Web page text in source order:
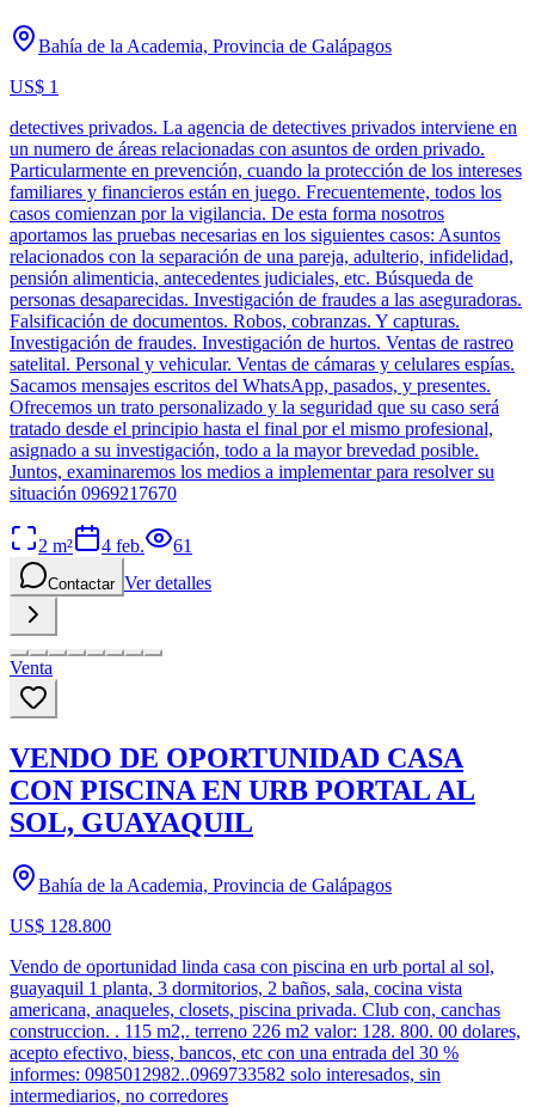
Bahía de la Academia, Provincia de Galápagos
US$ 1
detectives privados. La agencia de detectives privados interviene en
un numero de áreas relacionadas con asuntos de orden privado.
Particularmente en prevención, cuando la protección de los intereses
familiares y financieros están en juego. Frecuentemente, todos los
casos comienzan por la vigilancia. De esta forma nosotros
aportamos las pruebas necesarias en los siguientes casos: Asuntos
relacionados con la separación de una pareja, adulterio, infidelidad,
pensión alimenticia, antecedentes judiciales, etc. Búsqueda de
personas desaparecidas. Investigación de fraudes a las aseguradoras.
Falsificación de documentos. Robos, cobranzas. Y capturas.
Investigación de fraudes. Investigación de hurtos. Ventas de rastreo
satelital. Personal y vehicular. Ventas de cámaras y celulares espías.
Sacamos mensajes escritos del WhatsApp, pasados, y presentes.
Ofrecemos un trato personalizado y la seguridad que su caso será
tratado desde el principio hasta el final por el mismo profesional,
asignado a su investigación, todo a la mayor brevedad posible.
Juntos, examinaremos los medios a implementar para resolver su
situación 0969217670
2 m² 4 feb. 61
Contactar Ver detalles
Venta
VENDO DE OPORTUNIDAD CASA
CON PISCINA EN URB PORTAL AL
SOL, GUAYAQUIL
Bahía de la Academia, Provincia de Galápagos
US$ 128.800
Vendo de oportunidad linda casa con piscina en urb portal al sol,
guayaquil 1 planta, 3 dormitorios, 2 baños, sala, cocina vista
americana, anaqueles, closets, piscina privada. Club con, canchas
construccion. . 115 m2,. terreno 226 m2 valor: 128. 800. 00 dolares,
acepto efectivo, biess, bancos, etc con una entrada del 30 %
informes: 0985012982..0969733582 solo interesados, sin
intermediarios, no corredores